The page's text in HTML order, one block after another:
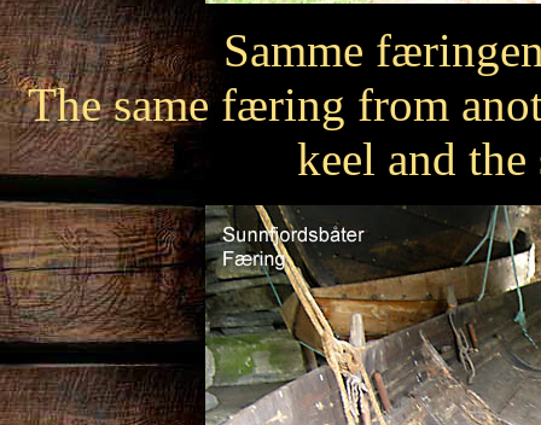
Samme
The same færing from
keel and